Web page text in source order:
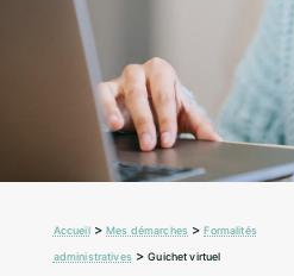
Accueil>Mes démarches >Formalités
administratives>Guichet virtuel